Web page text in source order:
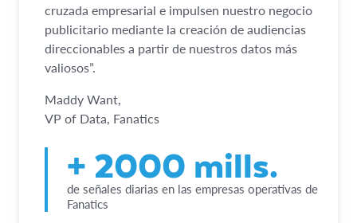
cruzada empresarial e impulsen nuestro negocio
publicitario mediante la creación de audiencias
direccionables a partir de nuestros datos más
valiosos”.
Maddy Want,
VP of Data, Fanatics
+ 2000 mills.
de señales diarias en las empresas operativas de
Fanatics